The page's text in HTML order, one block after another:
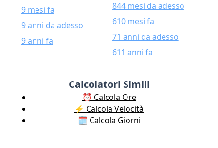
9 mesi fa
9 anni da adesso
9 anni fa
844 mesi da adesso
610 mesi fa
71 anni da adesso
611 anni fa
Calcolatori Simili
⏰ Calcola Ore
⚡️ Calcola Velocità
🗓️ Calcola Giorni